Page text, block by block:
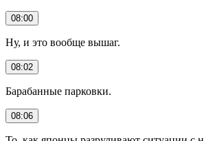
08:00
Ну, и это вообще вышаг.
08:02
Барабанные парковки.
08:06